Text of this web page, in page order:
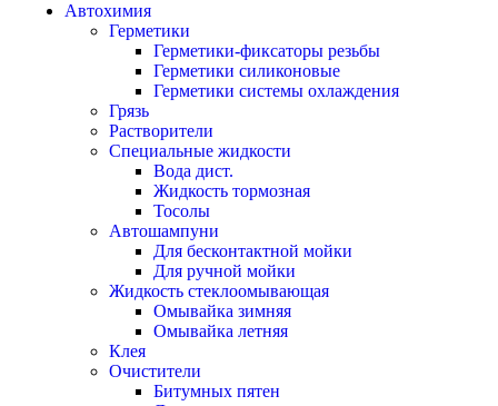
Автохимия
Герметики
Герметики-фиксаторы резьбы
Герметики силиконовые
Герметики системы охлаждения
Грязь
Растворители
Специальные жидкости
Вода дист.
Жидкость тормозная
Тосолы
Автошампуни
Для бесконтактной мойки
Для ручной мойки
Жидкость стеклоомывающая
Омывайка зимняя
Омывайка летняя
Клея
Очистители
Битумных пятен